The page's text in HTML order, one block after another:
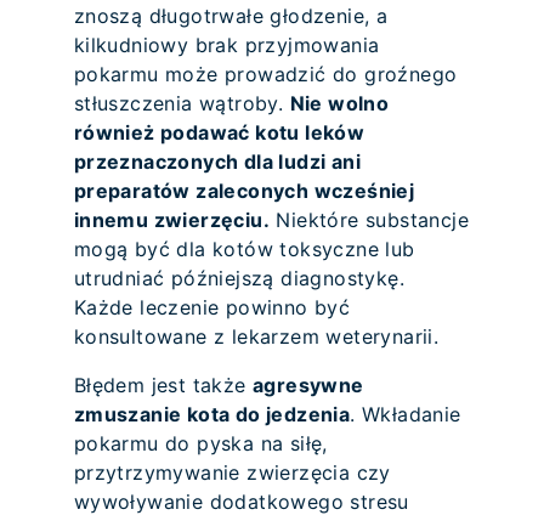
znoszą długotrwałe głodzenie, a
kilkudniowy brak przyjmowania
pokarmu może prowadzić do groźnego
stłuszczenia wątroby. Nie wolno
również podawać kotu leków
przeznaczonych dla ludzi ani
preparatów zaleconych wcześniej
innemu zwierzęciu. Niektóre substancje
mogą być dla kotów toksyczne lub
utrudniać późniejszą diagnostykę.
Każde leczenie powinno być
konsultowane z lekarzem weterynarii.
Błędem jest także agresywne
zmuszanie kota do jedzenia. Wkładanie
pokarmu do pyska na siłę,
przytrzymywanie zwierzęcia czy
wywoływanie dodatkowego stresu